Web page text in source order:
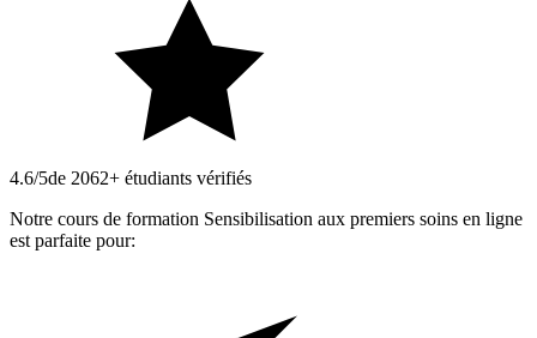
4.6/5de 2062+ étudiants vérifiés
Notre cours de formation Sensibilisation aux premiers soins en ligne
est parfaite pour: